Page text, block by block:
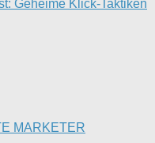
Geheime Klick-Taktiken
MARKETER